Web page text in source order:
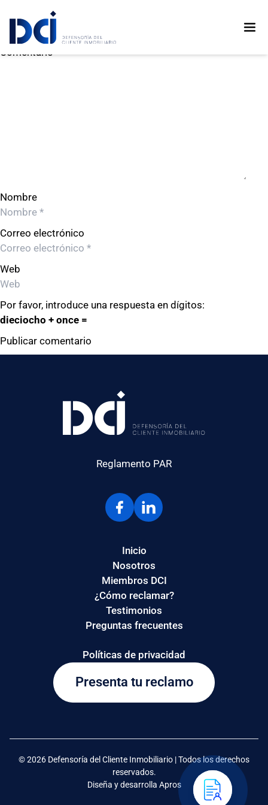
EDIFICA CORP S.A.C.
Deja un comentario
Comentario
Nombre
Correo electrónico
Web
Por favor, introduce una respuesta en dígitos:
dieciocho + once =
Reglamento PAR
Presenta tu reclamo
Inicio
Nosotros
Miembros DCI
¿Cómo reclamar?
Testimonios
Preguntas frecuentes
Políticas de privacidad
© 2026 Defensoría del Cliente Inmobiliario | Todos los derechos
reservados.
Diseña y desarrolla Apros